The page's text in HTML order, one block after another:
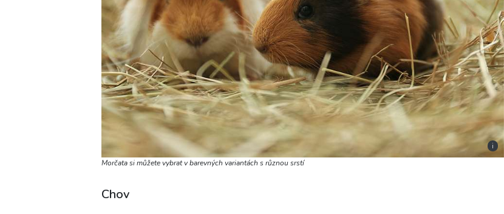
i
Morčata si můžete vybrat v barevných variantách s různou srstí
Chov